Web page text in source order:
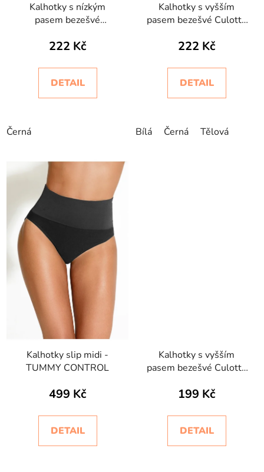
Kalhotky s nízkým
pasem bezešvé
Intimidea
222 Kč
DETAIL
Černá
Kalhotky s vyšším
pasem bezešvé Culotte
Intimidea
222 Kč
DETAIL
Bílá Černá Tělová
Kalhotky slip midi -
TUMMY CONTROL
499 Kč
DETAIL
Kalhotky s vyšším
pasem bezešvé Culotte
199 Kč
DETAIL